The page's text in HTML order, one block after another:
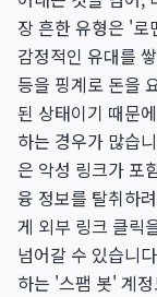
장 흔한 유형은 '
감정적인 유대를
등을 핑계로 돈을
된 상태이기 때문
하는 경우가 많습
은 악성 링크가 포
융 정보를 탈취하
게 외부 링크 클릭
넘어갈 수 있습니
하는 '스팸 봇' 계